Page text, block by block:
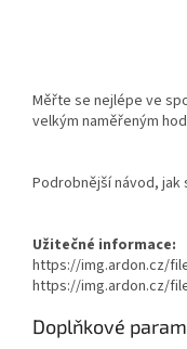
Měřte se nejlépe ve
velkým naměřeným
Podrobnější návod,
Užitečné informace:
https://img.ardon.cz/
https://img.ardon.cz/
Doplňkové